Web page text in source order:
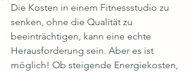
Die Kosten in einem Fitnessstudio zu
senken, ohne die Qualität zu
beeinträchtigen, kann eine echte
Herausforderung sein. Aber es ist
möglich! Ob steigende Energiekosten,